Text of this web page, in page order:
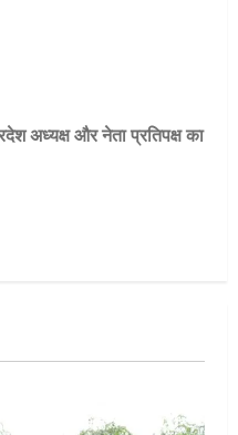
अध्यक्ष और नेता प्रतिपक्ष का